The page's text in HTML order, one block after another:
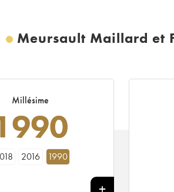
Meursault Maillard et
Millésime
2016 1990